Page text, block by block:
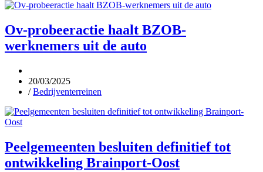
Ov-probeeractie haalt BZOB-
werknemers uit de auto
20/03/2025
/ Bedrijventerreinen
Peelgemeenten besluiten definitief tot
ontwikkeling Brainport-Oost